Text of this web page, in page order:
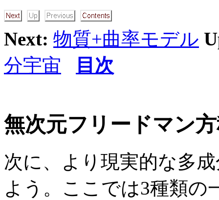
Next: 物質+曲率モデル
分宇宙
目次
無次元フリードマン
次に、より現実的な多
よう。ここでは3種類の